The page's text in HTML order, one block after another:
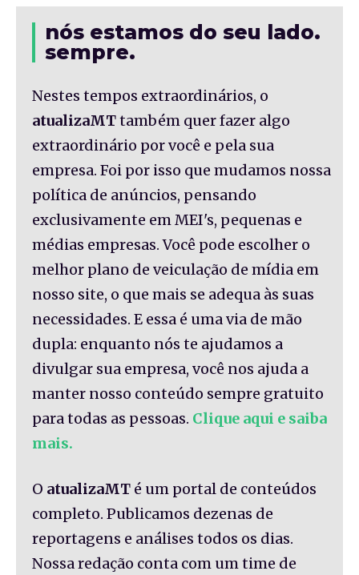
nós estamos do seu lado.
sempre.
Nestes tempos extraordinários, o
atualizaMTtambém quer fazer algo
extraordinário por você e pela sua
empresa. Foi por isso que mudamos nossa
política de anúncios, pensando
exclusivamente em MEI's, pequenas e
médias empresas. Você pode escolher o
melhor plano de veiculação de mídia em
nosso site, o que mais se adequa às suas
necessidades. E essa é uma via de mão
dupla: enquanto nós te ajudamos a
divulgar sua empresa, você nos ajuda a
manter nosso conteúdo sempre gratuito
para todas as pessoas. Clique aqui e saiba
mais.
O atualizaMT é um portal de conteúdos
completo. Publicamos dezenas de
reportagens e análises todos os dias.
Nossa redação conta com um time de